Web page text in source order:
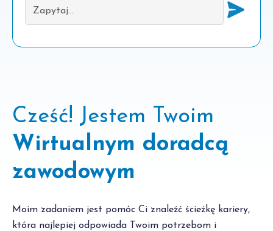
Cześć! Jestem Twoim
Wirtualnym doradcą
zawodowym
Moim zadaniem jest pomóc Ci znaleźć ścieżkę kariery,
która najlepiej odpowiada Twoim potrzebom i